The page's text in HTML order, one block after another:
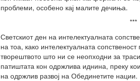
проблеми, особено кај малите дечиња.
***
Светскиот ден на интелектуалната
на тоа, како интелектуалната
творештвото што ни се неопходни за
патиштата кон одржлива иднина, преку
на одржлив развој на Обединетите нации.